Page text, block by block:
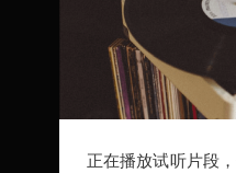
正在播放试听片段